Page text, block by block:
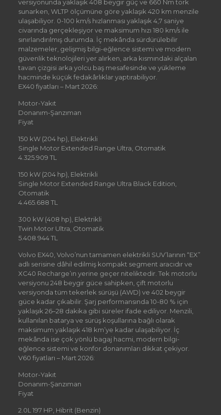
versiyonunda yaklaşık 408 beygir güç ve 660 Nm tork
sunarken, WLTP ölçümüne göre yaklaşık 420 km menzile
ulaşabiliyor. 0-100 km/s hızlanması yaklaşık 4,7 saniye
civarında gerçekleşiyor ve maksimum hızı 180 km/s ile
sınırlandırılmış durumda. İç mekânda sürdürülebilir
malzemeler, gelişmiş bilgi-eğlence sistemi ve modern
güvenlik teknolojileri yer alırken, arka kısmındaki alçalan
tavan çizgisi arka yolcu baş mesafesinde ve yükleme
hacminde küçük fedakârlıklar yaptırabiliyor.
EX40 fiyatları – Mart 2026:
Motor-Yakıt
Donanım-Şanzıman
Fiyat
150 kW (204 hp), Elektrikli
Single Motor Extended Range Ultra, Otomatik
4.325.909 TL
150 kW (204 hp), Elektrikli
Single Motor Extended Range Ultra Black Edition,
Otomatik
4.465.688 TL
300 kW (408 hp), Elektrikli
Twin Motor Ultra, Otomatik
5.408.944 TL
Volvo EX40, Volvo’nun tamamen elektrikli SUV’larının “EX”
adlı serisine dâhil edilmiş kompakt segment aracıdır ve
XC40 Recharge’ın yerine geçer niteliktedir. Tek motorlu
versiyonu 248 beygir güce sahipken, çift motorlu
versiyonda tüm tekerlek sürüşü (AWD) ve 402 beygir
güce kadar çıkabilir. Şarj performansında 10-80 % için
yaklaşık 26–28 dakika gibi süreler ifade ediliyor. Menzili,
kullanılan batarya ve sürüş koşullarına bağlı olarak
maksimum yaklaşık 418 km’ye kadar ulaşabiliyor. İç
mekânda ise çok yönlü bagaj hacmi, modern bilgi-
eğlence sistemi ve konfor donanımları dikkat çekiyor.
V60 fiyatları – Mart 2026:
Motor-Yakıt
Donanım-Şanzıman
Fiyat
2.0L 197 HP, Hibrit (Benzin)